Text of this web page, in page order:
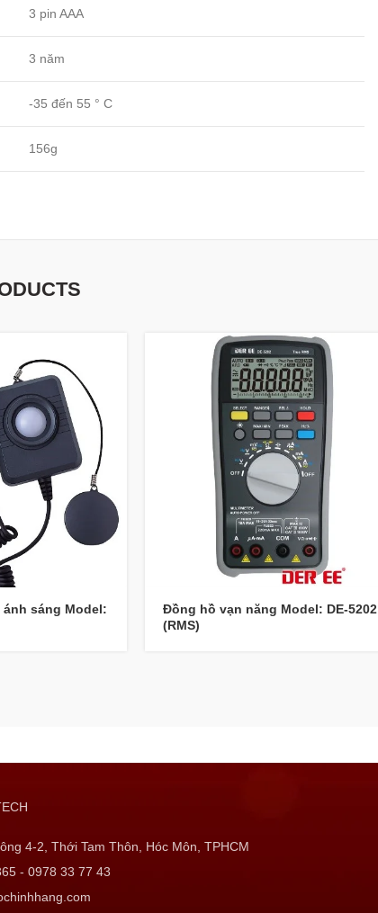
3 pin AAA
3 năm
-35 đến 55 ° C
156g
sáng Model:
Đồng hồ vạn năng Model: DE-5202
(RMS)
4-2, Thới Tam Thôn, Hóc Môn, TPHCM
- 0978 33 77 43